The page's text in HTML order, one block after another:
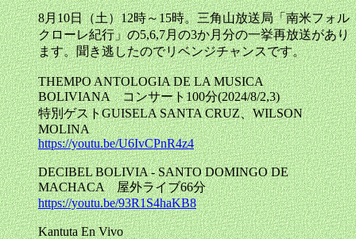
8月10日（土）12時～15時。三角山放送局「南米フォル
クローレ紀行」の5,6,7月の3か月分の一挙再放送があり
ます。聞き逃したのでリベンジチャンスです。
THEMPO ANTOLOGIA DE LA MUSICA
BOLIVIANA コンサート100分(2024/8/2,3)
特別ゲストGUISELA SANTA CRUZ、WILSON
MOLINA
https://youtu.be/U6IvCPnR4z4
DECIBEL BOLIVIA - SANTO DOMINGO DE
MACHACA 屋外ライブ66分
https://youtu.be/93R1S4haKB8
Kantuta En Vivo